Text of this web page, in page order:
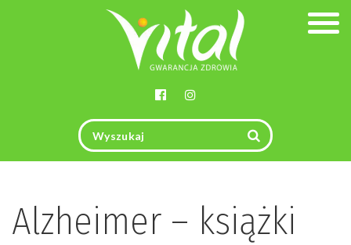
Alzheimer – książki